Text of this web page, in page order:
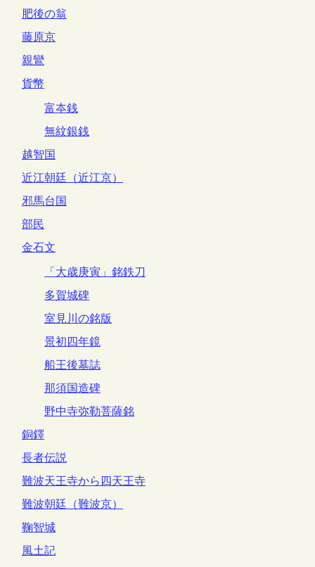
肥後の翁
藤原京
親鸞
貨幣
富夲銭
無紋銀銭
越智国
近江朝廷（近江京）
邪馬台国
部民
金石文
「大歳庚寅」銘鉄刀
多賀城碑
室見川の銘版
景初四年鏡
船王後墓誌
那須国造碑
野中寺弥勒菩薩銘
銅鐸
長者伝説
難波天王寺から四天王寺
難波朝廷（難波京）
鞠智城
風土記